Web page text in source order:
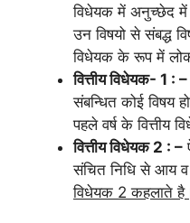
विधेयक में अनुच्छेद में
उन विषयो से संबद्ध
विधेयक के रूप में
वित्तीय विधेयक- 1 : –
संबन्धित कोई विषय
पहले वर्ष के वित्तीय
वित्तीय विधेयक 2 : –
संचित निधि से आय
विधेयक 2 कहलाते